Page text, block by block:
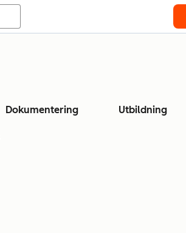
Dokumentering Utbildning